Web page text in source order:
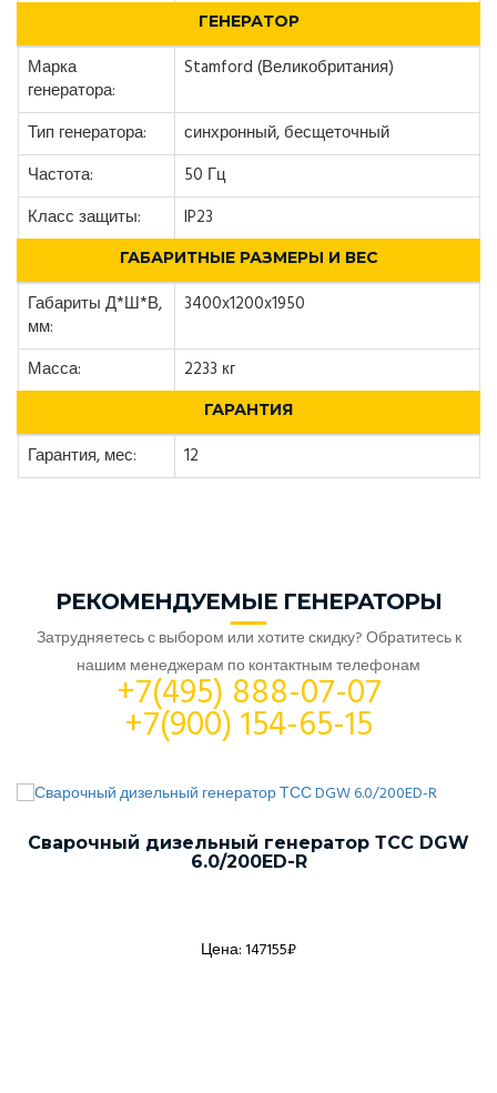
ГЕНЕРАТОР
Марка
генератора:
Stamford (Великобритания)
Тип генератора:
синхронный, бесщеточный
Частота:
50 Гц
Класс защиты:
IP23
ГАБАРИТНЫЕ РАЗМЕРЫ И ВЕС
Габариты Д*Ш*В,
мм:
3400x1200x1950
Масса: 2233 кг
ГАРАНТИЯ
Гарантия, мес: 12
РЕКОМЕНДУЕМЫЕ ГЕНЕРАТОРЫ
Затрудняетесь с выбором или хотите скидку? Обратитесь к
нашим менеджерам по контактным телефонам
+7(495) 888-07-07
+7(900) 154-65-15
Сварочный дизельный генератор ТСС DGW
6.0/200ED-R
Цена: 147155₽